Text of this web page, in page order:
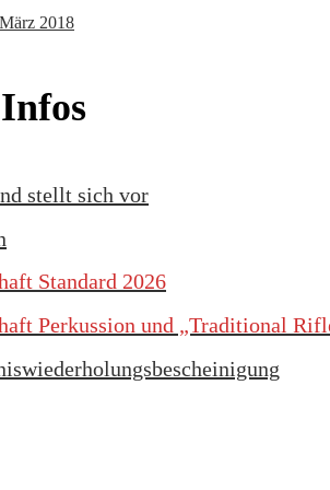
2018
stellt sich vor
Standard 2026
Perkussion und „Traditional